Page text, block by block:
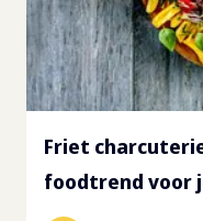
Friet
foodtrend voor